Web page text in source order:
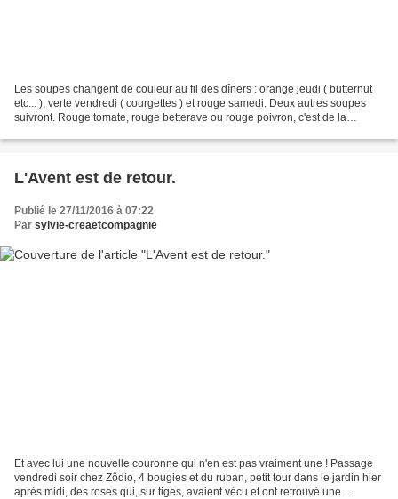
Les soupes changent de couleur au fil des dîners : orange jeudi ( butternut
etc... ), verte vendredi ( courgettes ) et rouge samedi. Deux autres soupes
suivront. Rouge tomate, rouge betterave ou rouge poivron, c'est de la
L'Avent est de retour.
Publié le 27/11/2016 à 07:22
Par sylvie-creaetcompagnie
Et avec lui une nouvelle couronne qui n'en est pas vraiment une ! Passage
vendredi soir chez Zôdio, 4 bougies et du ruban, petit tour dans le jardin hier
après midi, des roses qui, sur tiges, avaient vécu et ont retrouvé une